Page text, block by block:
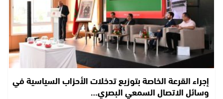
إجراء القرعة الخاصة بتوزيع تدخلات الأحزاب السياسية في
وسائل الاتصال السمعي البصري…